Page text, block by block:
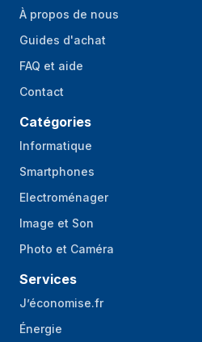
À propos de nous
Guides d'achat
FAQ et aide
Contact
Catégories
Informatique
Smartphones
Electroménager
Image et Son
Photo et Caméra
Services
J’économise.fr
Énergie